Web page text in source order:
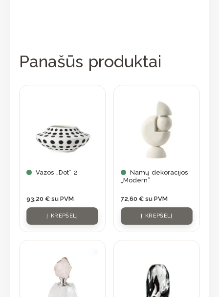
Panašūs produktai
Vazos „Dot” 2
93,20 € su PVM
Į KREPŠELĮ
Namų dekoracijos
„Modern”
72,60 € su PVM
Į KREPŠELĮ